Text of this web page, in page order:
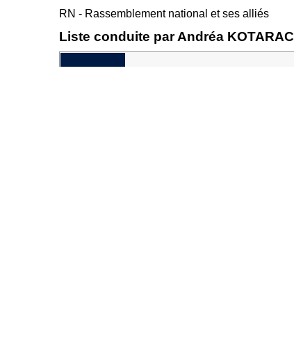
RN - Rassemblement national et ses alliés
Liste conduite par Andréa KOTARAC